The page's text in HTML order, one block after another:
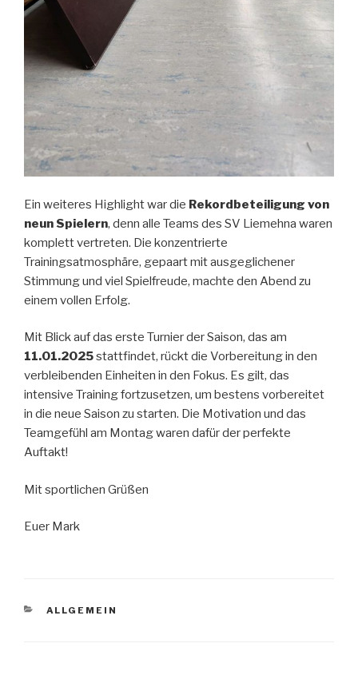
Ein weiteres Highlight war die Rekordbeteiligung von
neun Spielern, denn alle Teams des SV Liemehna waren
komplett vertreten. Die konzentrierte
Trainingsatmosphäre, gepaart mit ausgeglichener
Stimmung und viel Spielfreude, machte den Abend zu
einem vollen Erfolg.
Mit Blick auf das erste Turnier der Saison, das am
11.01.2025stattfindet, rückt die Vorbereitung in den
verbleibenden Einheiten in den Fokus. Es gilt, das
intensive Training fortzusetzen, um bestens vorbereitet
in die neue Saison zu starten. Die Motivation und das
Teamgefühl am Montag waren dafür der perfekte
Auftakt!
Mit sportlichen Grüßen
Euer Mark
KATEGORIEN
ALLGEMEIN